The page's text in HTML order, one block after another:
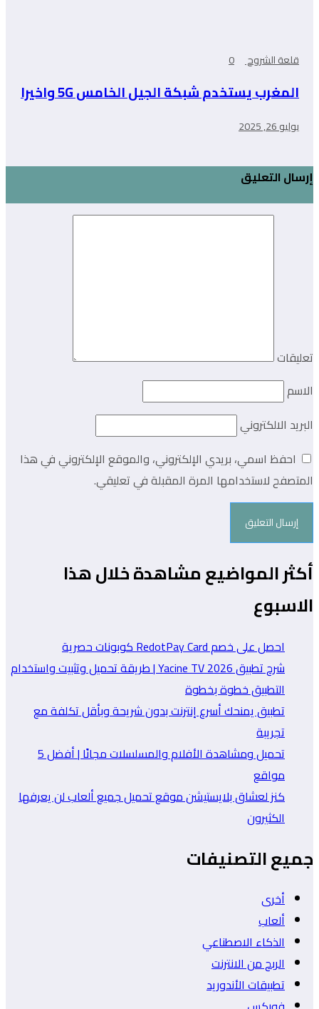
قلعة الشروح 0
المغرب يستخدم شبكة الجيل الخامس 5G واخيرا
يوليو 26, 2025
إرسال التعليق
تعليقات
الاسم
البريد الالكتروني
احفظ اسمي، بريدي الإلكتروني، والموقع الإلكتروني في هذا
المتصفح لاستخدامها المرة المقبلة في تعليقي.
أكثر المواضيع مشاهدة خلال هذا
الاسبوع
احصل على خصم RedotPay Card كوبونات حصرية
شرح تطبيق Yacine TV 2026 | طريقة تحميل وتثبيت واستخدام
التطبيق خطوة بخطوة
تطبيق يمنحك أسرع إنترنت بدون شريحة وبأقل تكلفة مع
تجريبة
تحميل ومشاهدة الأفلام والمسلسلات مجانًا | أفضل 5
مواقع
كنز لعشاق بلايستيشن موقع تحميل جميع ألعاب لن يعرفها
الكثيرون
جميع التصنيفات
أخرى
ألعاب
الذكاء الاصطناعي
الربح من الانترنت
تطبيقات الأندوريد